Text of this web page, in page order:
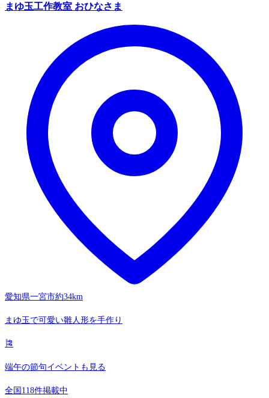
まゆ玉工作教室 おひなさま
愛知県一宮市約34km
まゆ玉で可愛い雛人形を手作り
🎏
端午の節句イベントも見る
全国118件掲載中